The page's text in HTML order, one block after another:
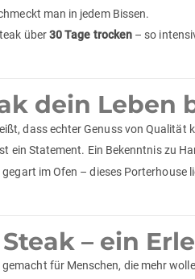
man in jedem Bissen.
über30 Tage trocken – so
dein Leben
dass echter Genuss von
ein Statement. Ein Bekenntnis zu
im Ofen – dieses Porterhouse
– ein
gemacht für Menschen, die mehr